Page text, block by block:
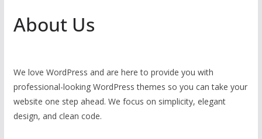
About Us
We love WordPress and are here to provide you with
professional-looking WordPress themes so you can take your
website one step ahead. We focus on simplicity, elegant
design, and clean code.